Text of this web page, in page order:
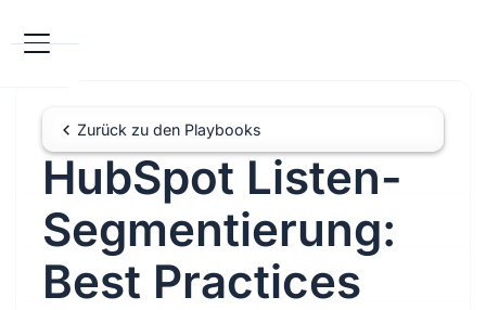
Zurück zu den Playbooks
HubSpot Listen-
Segmentierung:
Best Practices